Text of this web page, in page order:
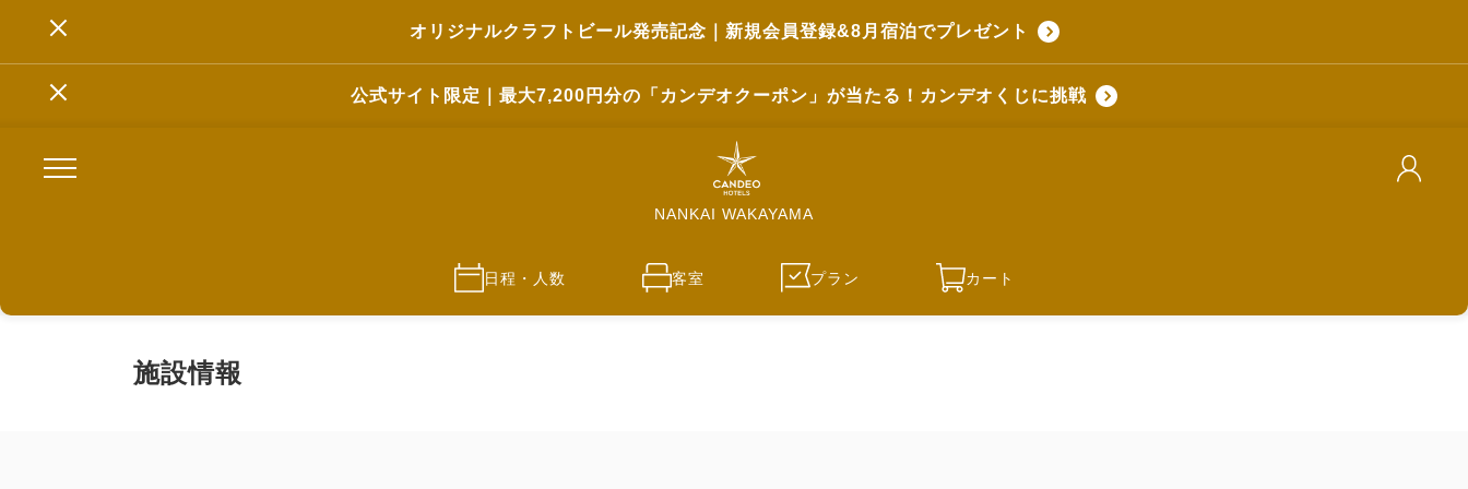
オリジナルクラフトビール発売記念｜新規会員登録&8月宿泊でプレゼント
公式サイト限定｜最大7,200円分の「カンデオクーポン」が当たる！カンデオくじに挑戦
NANKAI WAKAYAMA
日程・人数 客室 プラン カート
施設情報